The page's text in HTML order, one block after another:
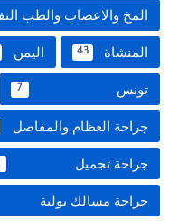
المخ والاعصاب والطب
المنشاة 43 اليمن
تونس 7
جراحة العظام والمفاصل
جراحة تجميل
جراحة مسالك بولية